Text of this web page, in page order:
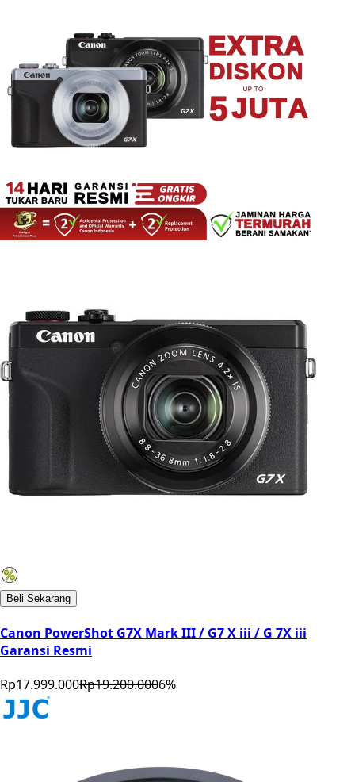
Beli Sekarang
Canon PowerShot G7X Mark III / G7 X iii / G 7X iii
Garansi Resmi
Rp17.999.000Rp19.200.0006%